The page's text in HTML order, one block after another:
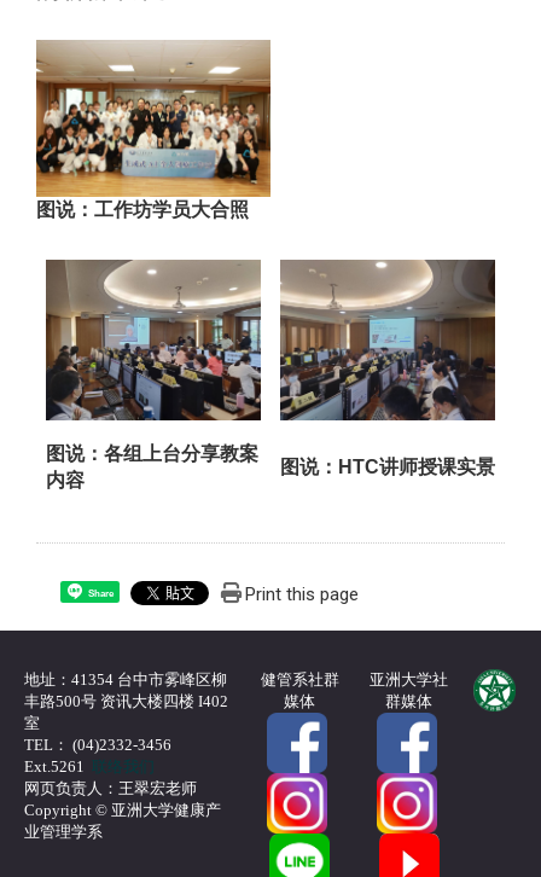
图说：工作坊学员大合照
图说：各组上台分享教案
内容
图说：HTC讲师授课实景
Share Print this page
地址：41354 台中市雾峰区柳
丰路500号 资讯大楼四楼 I402
室
TEL： (04)2332-3456
Ext.5261联络我们
网页负责人：王翠宏老师
Copyright © 亚洲大学健康产
业管理学系
健管系社群
媒体
亚洲大学社
群媒体